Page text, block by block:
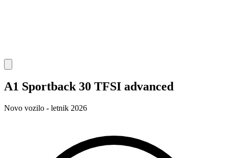
A1 Sportback 30 TFSI advanced
Novo vozilo - letnik 2026